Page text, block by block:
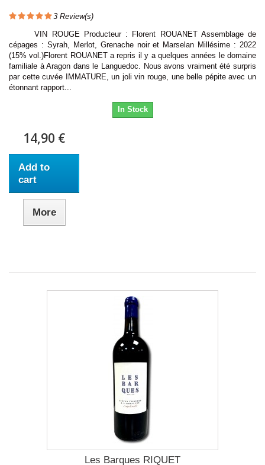
3 Review(s)
VIN ROUGE Producteur : Florent ROUANET Assemblage de
cépages : Syrah, Merlot, Grenache noir et Marselan Millésime : 2022
(15% vol.)Florent ROUANET a repris il y a quelques années le domaine
familiale à Aragon dans le Languedoc. Nous avons vraiment été surpris
par cette cuvée IMMATURE, un joli vin rouge, une belle pépite avec un
étonnant rapport...
In Stock
14,90 €
Add to
cart
More
Les Barques RIQUET